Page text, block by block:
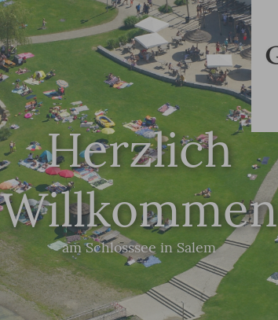
Herzlich
Willkommen
am Schlosssee in Salem